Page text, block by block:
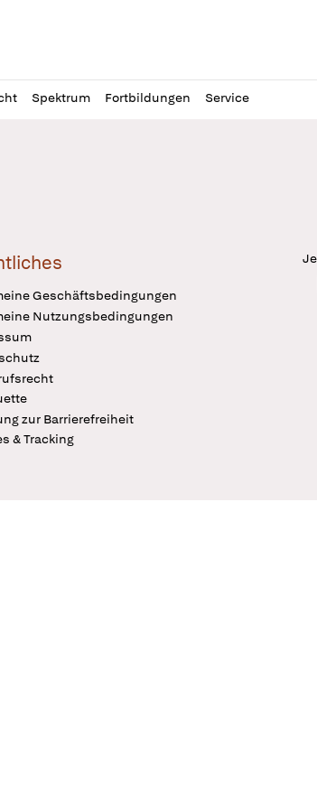
Spektrum Fortbildungen Service
Geschäftsbedingungen
Nutzungsbedingungen
zur Barrierefreiheit
& Tracking